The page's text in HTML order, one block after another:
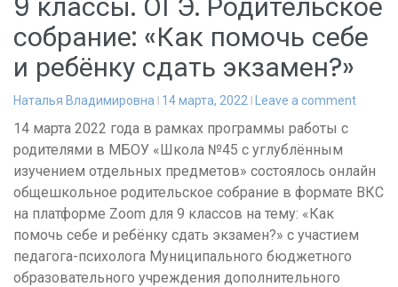
собрание: «Как помочь себе
и ребёнку сдать экзамен?»
Наталья Владимировна 14 марта, 2022 Leave a comment
14 марта 2022 года в рамках программы работы с
родителями в МБОУ «Школа №45 с углублённым
изучением отдельных предметов» состоялось онлайн
общешкольное родительское собрание в формате ВКС
на платформе Zoom для 9 классов на тему: «Как
помочь себе и ребёнку сдать экзамен?» с участием
педагога-психолога Муниципального бюджетного
образовательного учреждения дополнительного